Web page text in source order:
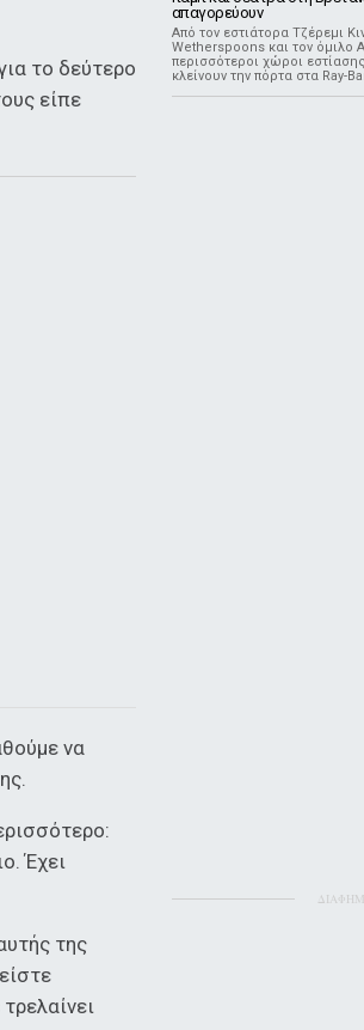
το δεύτερο
είπε
να
Έχει
της
απαγορεύουν
Από τον εστιάτορα Τζέρεμι
Wetherspoons και τον όμιλο
περισσότεροι χώροι
κλείνουν την πόρτα στα Ray-